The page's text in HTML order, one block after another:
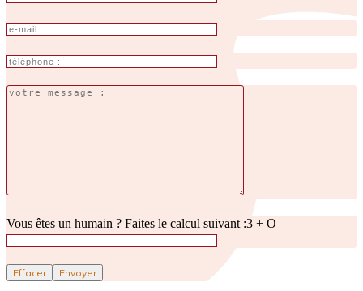
Vous êtes un humain ? Faites le calcul suivant :3 + O